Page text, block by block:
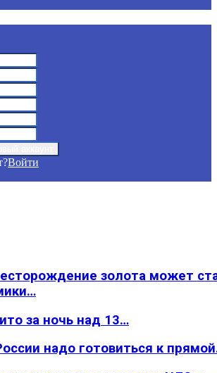
Войти
золота может
за ночь над 13…
надо готовиться к